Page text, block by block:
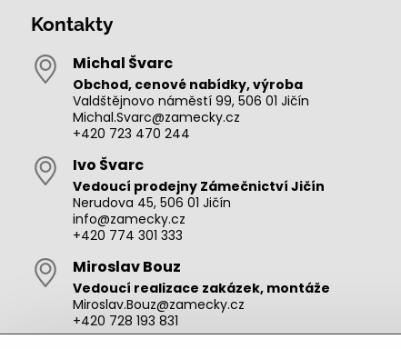
Kontakty
Michal Švarc
Obchod, cenové nabídky, výroba
Valdštějnovo náměstí 99, 506 01 Jičín
Michal.Svarc@zamecky.cz
+420 723 470 244
Ivo Švarc
Vedoucí prodejny Zámečnictví Jičín
Nerudova 45, 506 01 Jičín
info@zamecky.cz
+420 774 301 333
Miroslav Bouz
Vedoucí realizace zakázek, montáže
Miroslav.Bouz@zamecky.cz
+420 728 193 831